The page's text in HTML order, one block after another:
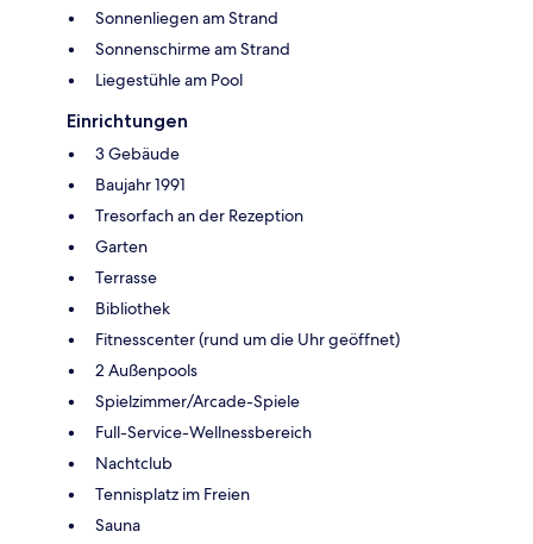
Sonnenliegen am Strand
Sonnenschirme am Strand
Liegestühle am Pool
Einrichtungen
3 Gebäude
Baujahr 1991
Tresorfach an der Rezeption
Garten
Terrasse
Bibliothek
Fitnesscenter (rund um die Uhr geöffnet)
2 Außenpools
Spielzimmer/Arcade-Spiele
Full-Service-Wellnessbereich
Nachtclub
Tennisplatz im Freien
Sauna